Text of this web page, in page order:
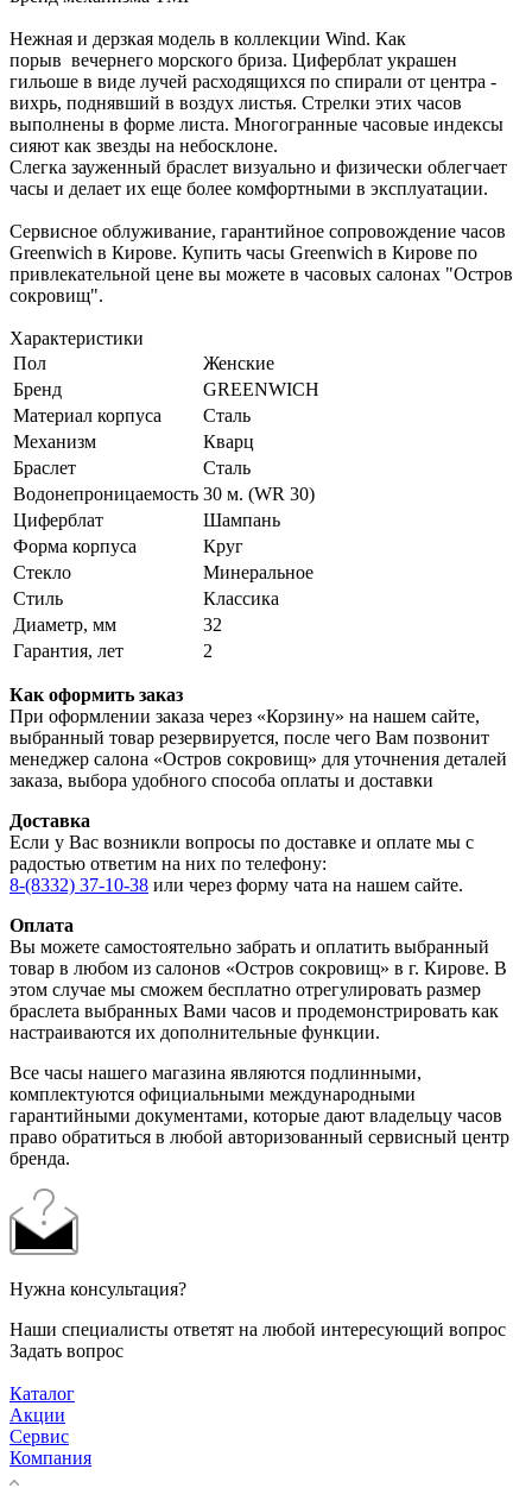
Нежная и дерзкая модель в коллекции Wind. Как
порыв вечернего морского бриза. Циферблат украшен
гильоше в виде лучей расходящихся по спирали от центра -
вихрь, поднявший в воздух листья. Стрелки этих часов
выполнены в форме листа. Многогранные часовые индексы
сияют как звезды на небосклоне.
Слегка зауженный браслет визуально и физически облегчает
часы и делает их еще более комфортными в эксплуатации.
Сервисное облуживание, гарантийное сопровождение часов
Greenwich в Кирове. Купить часы Greenwich в Кирове по
привлекательной цене вы можете в часовых салонах "Остров
сокровищ".
Характеристики
Пол
Женские
Бренд
GREENWICH
Материал корпуса
Сталь
Механизм
Кварц
Браслет
Сталь
Водонепроницаемость 30 м. (WR 30)
Циферблат
Шампань
Форма корпуса
Круг
Стекло
Минеральное
Стиль
Классика
Диаметр, мм
32
Гарантия, лет
2
Как оформить заказ
При оформлении заказа через «Корзину» на нашем сайте,
выбранный товар резервируется, после чего Вам позвонит
менеджер салона «Остров сокровищ» для уточнения деталей
заказа, выбора удобного способа оплаты и доставки
Доставка
Если у Вас возникли вопросы по доставке и оплате мы с
радостью ответим на них по телефону:
8-(8332) 37-10-38 или через форму чата на нашем сайте.
Оплата
Вы можете самостоятельно забрать и оплатить выбранный
товар в любом из салонов «Остров сокровищ» в г. Кирове. В
этом случае мы сможем бесплатно отрегулировать размер
браслета выбранных Вами часов и продемонстрировать как
настраиваются их дополнительные функции.
Все часы нашего магазина являются подлинными,
комплектуются официальными международными
гарантийными документами, которые дают владельцу часов
право обратиться в любой авторизованный сервисный центр
бренда.
Нужна консультация?
Наши специалисты ответят на любой интересующий вопрос
Задать вопрос
Каталог
Акции
Сервис
Компания